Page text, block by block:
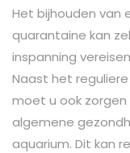
Het bijhouden van
quarantaine kan
inspanning
Naast het
moet u ook
algemene
aquarium. Dit kan